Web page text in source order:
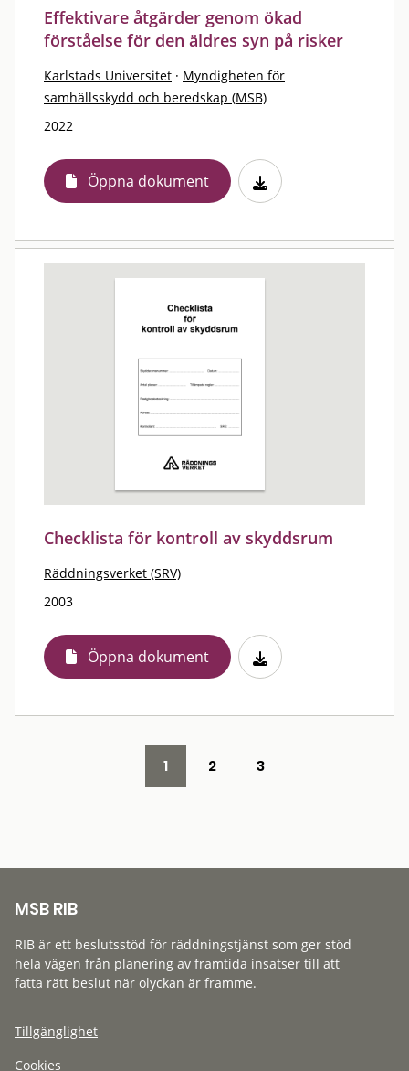
Effektivare åtgärder genom ökad
förståelse för den äldres syn på risker
Karlstads Universitet · Myndigheten för
samhällsskydd och beredskap (MSB)
2022
Öppna dokument
Checklista för kontroll av skyddsrum
Räddningsverket (SRV)
2003
Öppna dokument
1 2 3
MSB RIB
RIB är ett beslutsstöd för räddningstjänst som ger stöd
hela vägen från planering av framtida insatser till att
fatta rätt beslut när olyckan är framme.
Tillgänglighet
Cookies